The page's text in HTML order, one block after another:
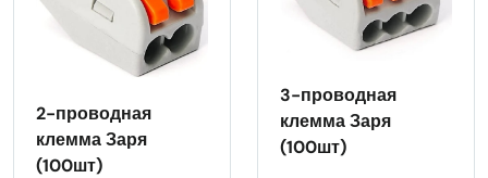
2-проводная
клемма Заря
(100шт)
3-проводная
клемма Заря
(100шт)